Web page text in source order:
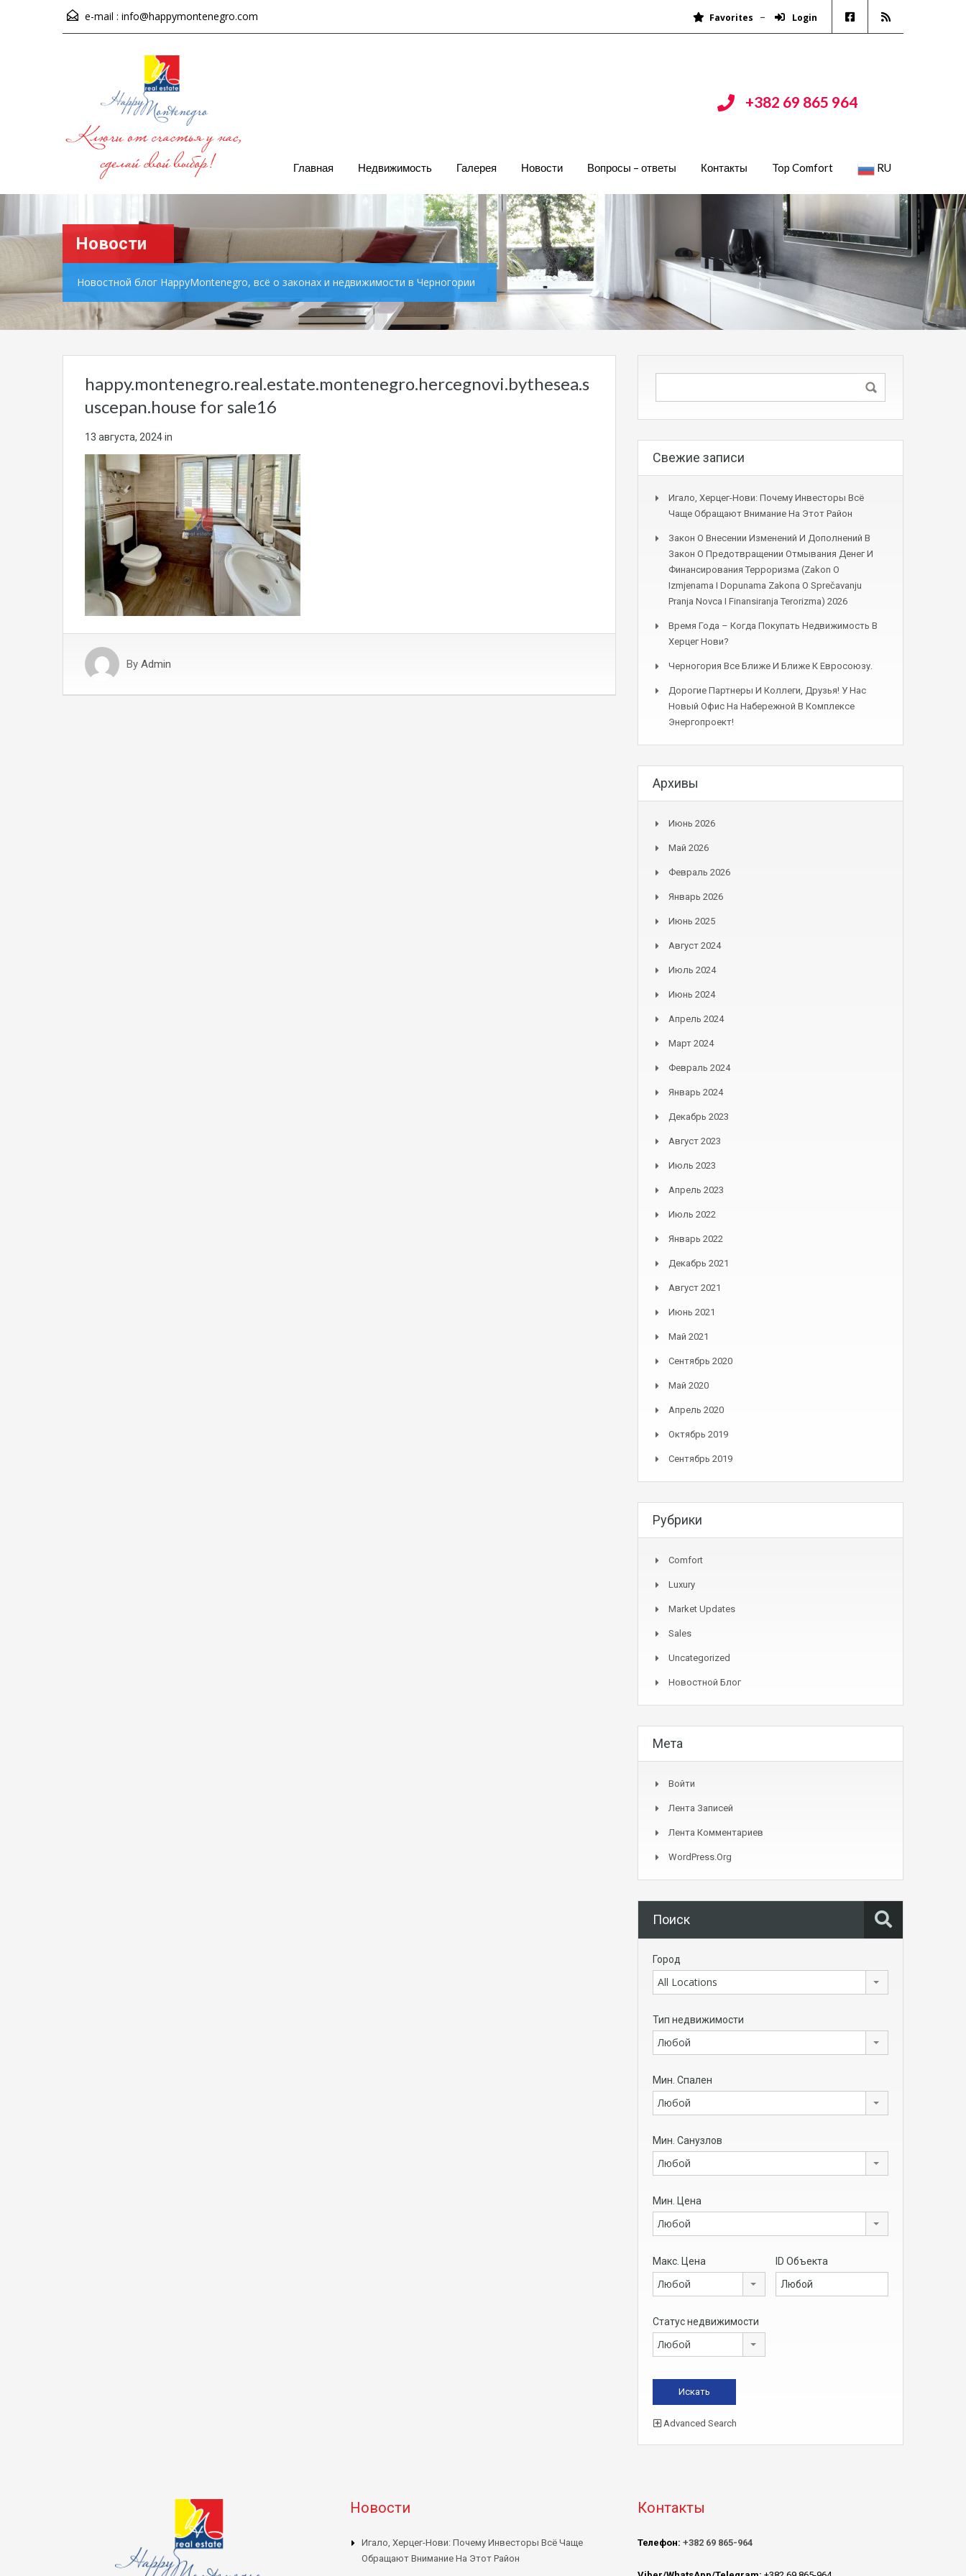
e-mail : info@happymontenegro.com Favorites Login
+382 69 865 964
Главная Недвижимость Галерея Новости Вопросы – ответы Контакты Top Comfort RU
Новости
Новостной блог HappyMontenegro, всё о законах и недвижимости в Черногории
happy.montenegro.real.estate.montenegro.hercegnovi.bythesea.s
uscepan.house for sale16
13 августа, 2024in
By Admin
Свежие записи
Игало, Херцег-Нови: Почему Инвесторы Всё
Чаще Обращают Внимание На Этот Район
Закон О Внесении Изменений И Дополнений В
Закон О Предотвращении Отмывания Денег И
Финансирования Терроризма (Zakon O
Izmjenama I Dopunama Zakona O Sprečavanju
Pranja Novca I Finansiranja Terorizma) 2026
Время Года – Когда Покупать Недвижимость В
Херцег Нови?
Черногория Все Ближе И Ближе К Евросоюзу.
Дорогие Партнеры И Коллеги, Друзья! У Нас
Новый Офис На Набережной В Комплексе
Энергопроект!
Архивы
Июнь 2026
Май 2026
Февраль 2026
Январь 2026
Июнь 2025
Август 2024
Июль 2024
Июнь 2024
Апрель 2024
Март 2024
Февраль 2024
Январь 2024
Декабрь 2023
Август 2023
Июль 2023
Апрель 2023
Июль 2022
Январь 2022
Декабрь 2021
Август 2021
Июнь 2021
Май 2021
Сентябрь 2020
Май 2020
Апрель 2020
Октябрь 2019
Сентябрь 2019
Рубрики
Comfort
Luxury
Market Updates
Sales
Uncategorized
Новостной Блог
Мета
Войти
Лента Записей
Лента Комментариев
WordPress.org
Поиск
Город
All Locations
Тип недвижимости
Любой
Мин. Спален
Любой
Мин. Санузлов
Любой
Мин. Цена
Любой
Макс. Цена
Любой
ID Объекта
Статус недвижимости
Любой
Advanced Search
Новости
Игало, Херцег-Нови: Почему Инвесторы Всё Чаще
Обращают Внимание На Этот Район
Контакты
Телефон: +382 69 865-964